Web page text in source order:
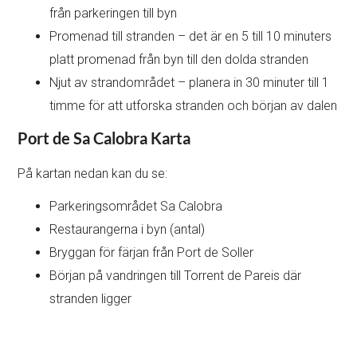
från parkeringen till byn
Promenad till stranden – det är en 5 till 10 minuters
platt promenad från byn till den dolda stranden
Njut av strandområdet – planera in 30 minuter till 1
timme för att utforska stranden och början av dalen
Port de Sa Calobra Karta
På kartan nedan kan du se:
Parkeringsområdet Sa Calobra
Restaurangerna i byn (antal)
Bryggan för färjan från Port de Soller
Början på vandringen till Torrent de Pareis där
stranden ligger